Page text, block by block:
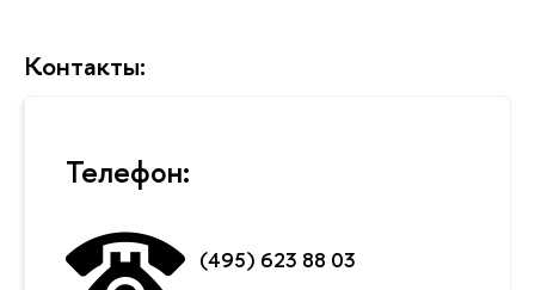
Контакты:
Телефон:
(495) 623 88 03